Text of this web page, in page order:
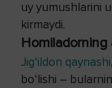
uy yumushlarini
kirmaydi.
Homiladorning
Jig‘ildon qaynashi,
bo‘lishi –